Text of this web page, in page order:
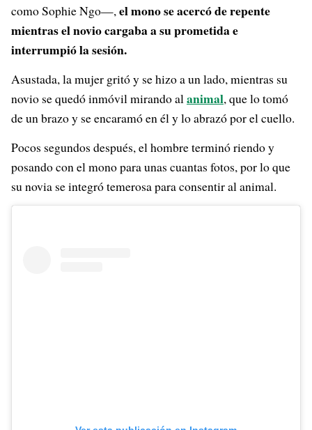
como Sophie Ngo—,el mono se acercó de repente
mientras el novio cargaba a su prometida e
interrumpió la sesión.
Asustada, la mujer gritó y se hizo a un lado, mientras su
novio se quedó inmóvil mirando alanimal, que lo tomó
de un brazo y se encaramó en él y lo abrazó por el cuello.
Pocos segundos después, el hombre terminó riendo y
posando con el mono para unas cuantas fotos, por lo que
su novia se integró temerosa para consentir al animal.